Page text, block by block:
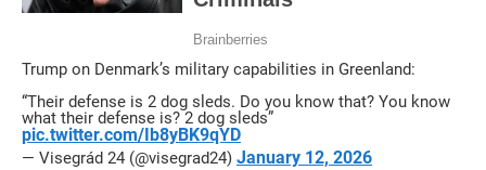
Trump on Denmark’s military capabilities in Greenland:
“Their defense is 2 dog sleds. Do you know that? You know
what their defense is? 2 dog sleds”
pic.twitter.com/Ib8yBK9qYD
— Visegrád 24 (@visegrad24) January 12, 2026